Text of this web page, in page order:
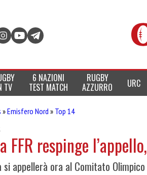
TV
6 NAZIONI
TEST MATCH
RUGBY
AZZURRO URC
»Emisfero Nord » Top 14
FFR respinge
si appellerà ora al Comitato